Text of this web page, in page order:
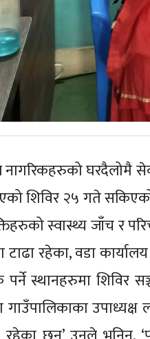
घरदैलोमै
शिविर २५ गते सकिएको
स्वास्थ्य जाँच र
रहेका, वडा
स्थानहरुमा शिविर
उपाध्यक्ष